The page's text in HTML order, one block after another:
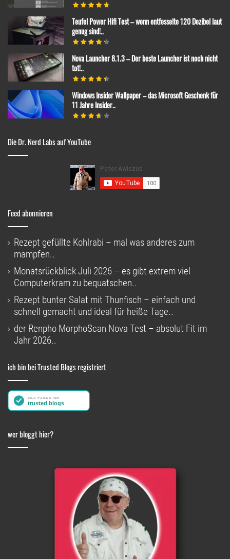
Teufel Power Hifi Test – wenn entfesselte 120 Dezibel laut
genug sind!..
Nova Launcher 8.1.3 – Der beste Launcher ist noch nicht
tot!..
Windows Insider Wallpaper – das Microsoft Geschenk für
11 Jahre Insider..
Die Dr. Nerd Labs auf YouTube
Feed abonnieren
Rezept gefüllte Kohlrabi – mal was anderes zum
mampfen..
Monatsrückblick Juli 2026 – es gibt extrem viel
Computerkram zu bequatschen..
Rezept bunter Salat mit Thunfisch – einfach und
schnell gemacht und ideal für heiße Tage..
der Renpho MorphoScan Nova Test – absolut Fit im
Jahr 2026..
ich bin bei Trusted Blogs registriert
wer bloggt hier?